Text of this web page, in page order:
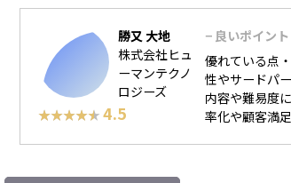
勝又 大地
株式会社ヒュ
ーマンテクノ
ロジーズ
★★★★★
★★★★★ 4.5
− 良いポイント
優れている点
性やサードパ
内容や難易度
率化や顧客満